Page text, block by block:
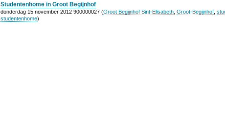
Studentenhome in Groot Begijnhof
donderdag 15 november 2012 900000027 (Groot Begijnhof Sint-Elisabeth Groot-Begijnhof
studentenhome)